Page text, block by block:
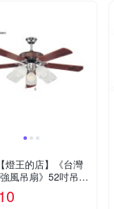
【燈王的店】《台灣
風吊扇》52吋吊扇
5+1燈(馬達保固十
265+KS-266